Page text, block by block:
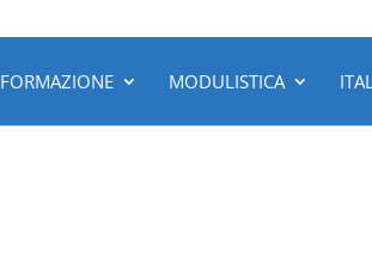
FORMAZIONE MODULISTICA